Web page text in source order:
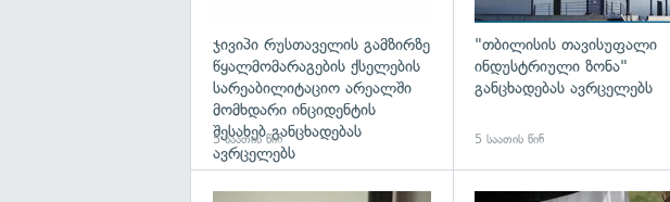
ჯივიპი რუსთაველის გამზირზე
წყალმომარაგების ქსელების
სარეაბილიტაციო არეალში
მომხდარი ინციდენტის
შესახებ განცხადებას
ავრცელებს
5 საათის წინ
"თბილისის თავისუფალი
ინდუსტრიული ზონა"
განცხადებას ავრცელებს
5 საათის წინ